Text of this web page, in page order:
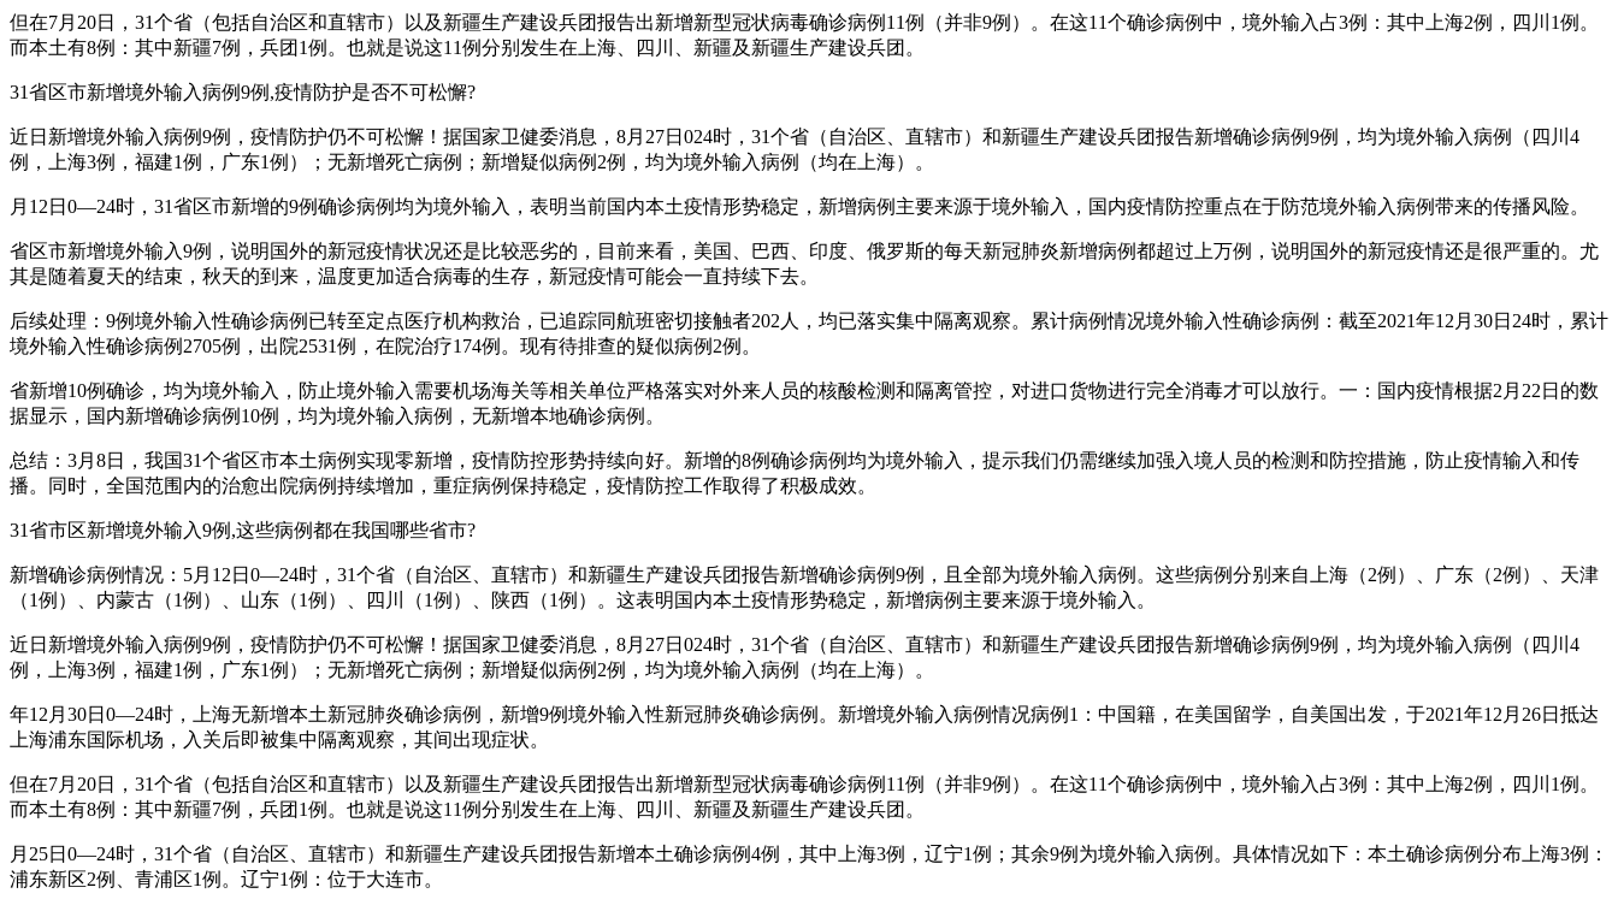
但在7月20日，31个省（包括自治区和直辖市）以及新疆生产建设兵团报告出新增新型冠状病毒确诊病例11例（并非9例）。在这11个确诊病例中，境外输入占3例：其中上海2例，四川1例。
而本土有8例：其中新疆7例，兵团1例。也就是说这11例分别发生在上海、四川、新疆及新疆生产建设兵团。
31省区市新增境外输入病例9例,疫情防护是否不可松懈?
近日新增境外输入病例9例，疫情防护仍不可松懈！据国家卫健委消息，8月27日024时，31个省（自治区、直辖市）和新疆生产建设兵团报告新增确诊病例9例，均为境外输入病例（四川4
例，上海3例，福建1例，广东1例）；无新增死亡病例；新增疑似病例2例，均为境外输入病例（均在上海）。
月12日0—24时，31省区市新增的9例确诊病例均为境外输入，表明当前国内本土疫情形势稳定，新增病例主要来源于境外输入，国内疫情防控重点在于防范境外输入病例带来的传播风险。
省区市新增境外输入9例，说明国外的新冠疫情状况还是比较恶劣的，目前来看，美国、巴西、印度、俄罗斯的每天新冠肺炎新增病例都超过上万例，说明国外的新冠疫情还是很严重的。尤
其是随着夏天的结束，秋天的到来，温度更加适合病毒的生存，新冠疫情可能会一直持续下去。
后续处理：9例境外输入性确诊病例已转至定点医疗机构救治，已追踪同航班密切接触者202人，均已落实集中隔离观察。累计病例情况境外输入性确诊病例：截至2021年12月30日24时，累计
境外输入性确诊病例2705例，出院2531例，在院治疗174例。现有待排查的疑似病例2例。
省新增10例确诊，均为境外输入，防止境外输入需要机场海关等相关单位严格落实对外来人员的核酸检测和隔离管控，对进口货物进行完全消毒才可以放行。一：国内疫情根据2月22日的数
据显示，国内新增确诊病例10例，均为境外输入病例，无新增本地确诊病例。
总结：3月8日，我国31个省区市本土病例实现零新增，疫情防控形势持续向好。新增的8例确诊病例均为境外输入，提示我们仍需继续加强入境人员的检测和防控措施，防止疫情输入和传
播。同时，全国范围内的治愈出院病例持续增加，重症病例保持稳定，疫情防控工作取得了积极成效。
31省市区新增境外输入9例,这些病例都在我国哪些省市?
新增确诊病例情况：5月12日0—24时，31个省（自治区、直辖市）和新疆生产建设兵团报告新增确诊病例9例，且全部为境外输入病例。这些病例分别来自上海（2例）、广东（2例）、天津
（1例）、内蒙古（1例）、山东（1例）、四川（1例）、陕西（1例）。这表明国内本土疫情形势稳定，新增病例主要来源于境外输入。
近日新增境外输入病例9例，疫情防护仍不可松懈！据国家卫健委消息，8月27日024时，31个省（自治区、直辖市）和新疆生产建设兵团报告新增确诊病例9例，均为境外输入病例（四川4
例，上海3例，福建1例，广东1例）；无新增死亡病例；新增疑似病例2例，均为境外输入病例（均在上海）。
年12月30日0—24时，上海无新增本土新冠肺炎确诊病例，新增9例境外输入性新冠肺炎确诊病例。新增境外输入病例情况病例1：中国籍，在美国留学，自美国出发，于2021年12月26日抵达
上海浦东国际机场，入关后即被集中隔离观察，其间出现症状。
但在7月20日，31个省（包括自治区和直辖市）以及新疆生产建设兵团报告出新增新型冠状病毒确诊病例11例（并非9例）。在这11个确诊病例中，境外输入占3例：其中上海2例，四川1例。
而本土有8例：其中新疆7例，兵团1例。也就是说这11例分别发生在上海、四川、新疆及新疆生产建设兵团。
月25日0—24时，31个省（自治区、直辖市）和新疆生产建设兵团报告新增本土确诊病例4例，其中上海3例，辽宁1例；其余9例为境外输入病例。具体情况如下：本土确诊病例分布上海3例：
浦东新区2例、青浦区1例。辽宁1例：位于大连市。